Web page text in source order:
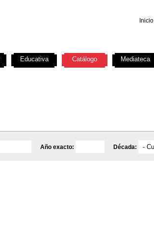
Inicio
Año exacto: Década:
Educativa Catálogo Mediateca